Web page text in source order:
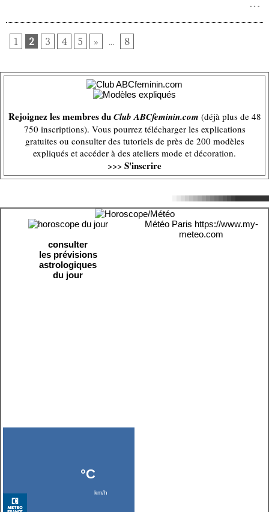
1 2 3 4 5 » ... 8
Rejoignez les membres duClub ABCfeminin.com (déjà plus de 48
750 inscriptions). Vous pourrez télécharger les explications
gratuites ou consulter des tutoriels de près de 200 modèles
expliqués et accéder à des ateliers mode et décoration.
>>> S'inscrire
consulter
les prévisions
astrologiques
du jour
Météo Paris https://www.my-
meteo.com